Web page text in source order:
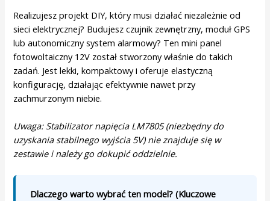
Realizujesz projekt DIY, który musi działać niezależnie od
sieci elektrycznej? Budujesz czujnik zewnętrzny, moduł GPS
lub autonomiczny system alarmowy? Ten mini panel
fotowoltaiczny 12V został stworzony właśnie do takich
zadań. Jest lekki, kompaktowy i oferuje elastyczną
konfigurację, działając efektywnie nawet przy
zachmurzonym niebie.
Uwaga: Stabilizator napięcia LM7805 (niezbędny do
uzyskania stabilnego wyjścia 5V) nie znajduje się w
zestawie i należy go dokupić oddzielnie.
Dlaczego warto wybrać ten model? (Kluczowe